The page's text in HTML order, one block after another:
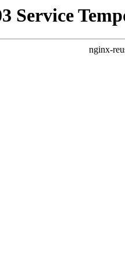
Service
nginx-